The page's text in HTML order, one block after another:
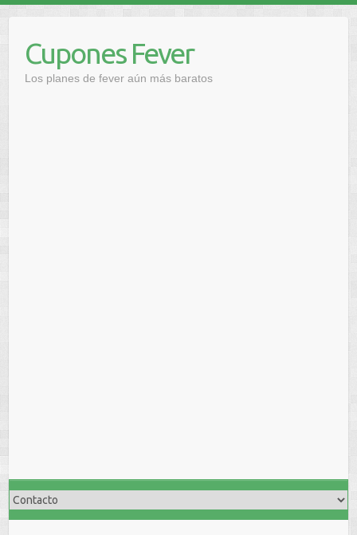
contenidoCupones Fever
Los planes de fever aún más baratos